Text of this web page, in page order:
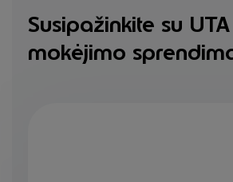
Susipažinkite su
mokėjimo